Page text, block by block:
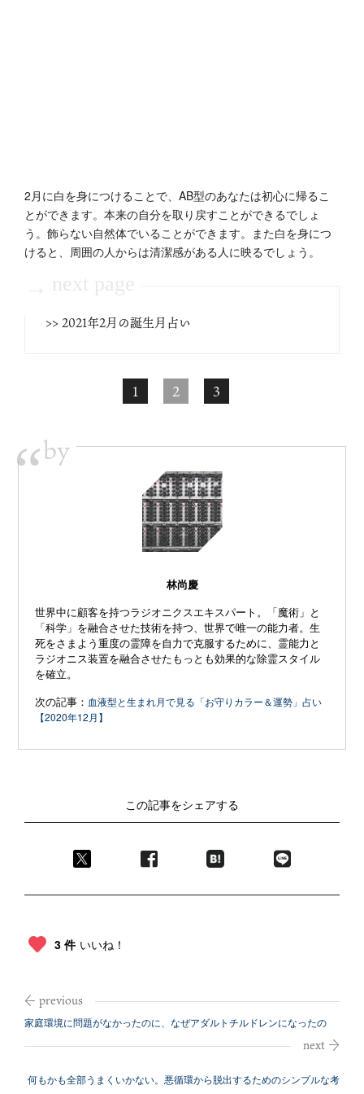
2月に白を身につけることで、AB型のあなたは初心に帰るこ
とができます。本来の自分を取り戻すことができるでしょ
う。飾らない自然体でいることができます。また白を身につ
けると、周囲の人からは清潔感がある人に映るでしょう。
>> 2021年2月の誕生月占い
1 2 3
“by
林尚慶
世界中に顧客を持つラジオニクスエキスパート。「魔術」と
「科学」を融合させた技術を持つ、世界で唯一の能力者。生
死をさまよう重度の霊障を自力で克服するために、霊能力と
ラジオニス装置を融合させたもっとも効果的な除霊スタイル
を確立。
次の記事： 血液型と生まれ月で見る「お守りカラー＆運勢」占い
【2020年12月】
この記事をシェアする
3 件 いいね！
家庭環境に問題がなかったのに、なぜアダルトチルドレンになったの
何もかも全部うまくいかない。悪循環から脱出するためのシンプルな考